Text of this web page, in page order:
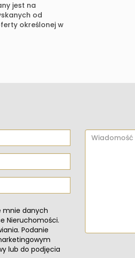
jest na
od
określonej w
mnie danych
Nieruchomości.
Podanie
lub do podjęcia